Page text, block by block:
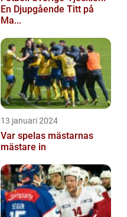
En Djupgående Titt på
Ma...
13 januari 2024
Var spelas mästarnas
mästare in